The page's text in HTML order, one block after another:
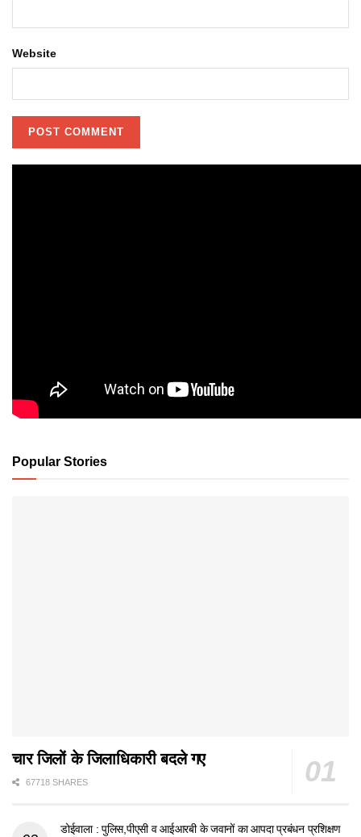
Website
Popular Stories
चार जिलों के जिलाधिकारी बदले गए
67718 SHARES
डोईवाला : पुलिस,पीएसी व आईआरबी के जवानों का आपदा प्रबंधन प्रशिक्षण